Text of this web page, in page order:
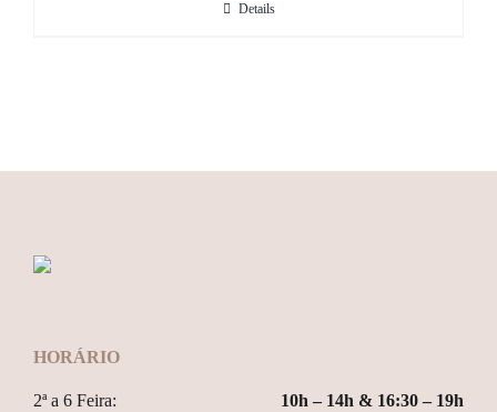
Details
HORÁRIO
2ª a 6 Feira:
10h – 14h & 16:30 – 19h